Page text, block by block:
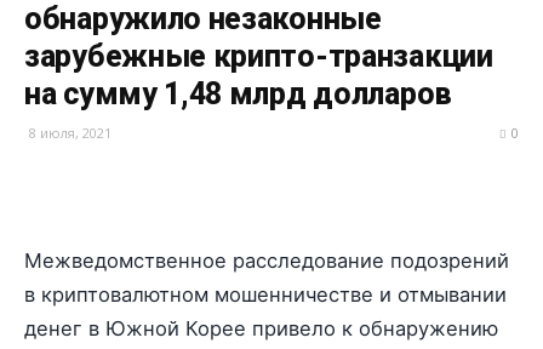
обнаружило незаконные
зарубежные крипто-транзакции
на сумму 1,48 млрд долларов
8 июля, 2021 0
Межведомственное расследование подозрений
в криптовалютном мошенничестве и отмывании
денег в Южной Корее привело к обнаружению